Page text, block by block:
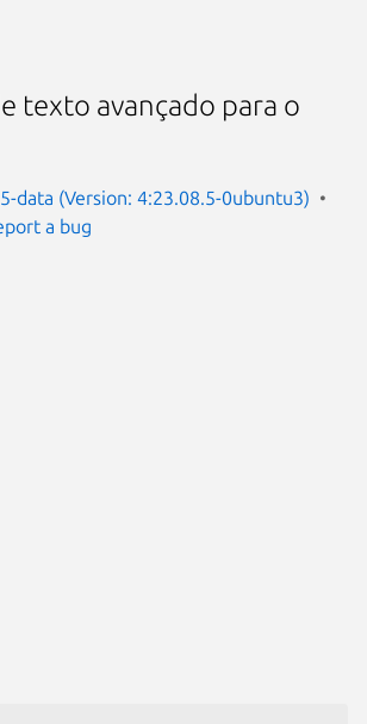
texto avançado para o
data (Version: 4:23.08.5-0ubuntu3)
a bug